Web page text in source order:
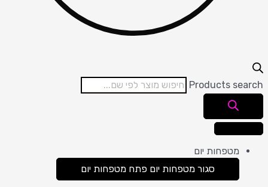
Products
מטפחות יום
סגור מטפחות יום פתח מטפחות יום